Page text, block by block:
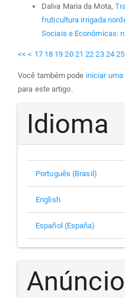
Dalva Maria da Mota,
fruticultura irrigada
Sociais e Econômicas:
<< < 17 18 19 20 21 22 23 24 25
Você também pode iniciar
para este artigo.
Idioma
Português (Brasil)
English
Español (España)